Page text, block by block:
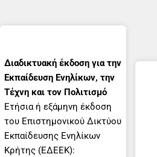
Διαδικτυακή έκδοση για την
Εκπαίδευση Ενηλίκων, την
Τέχνη και τον Πολιτισμό
Eτήσια ή εξάμηνη έκδοση
του Επιστημονικού Δικτύου
Εκπαίδευσης Ενηλίκων
Κρήτης (ΕΔΕΕΚ):